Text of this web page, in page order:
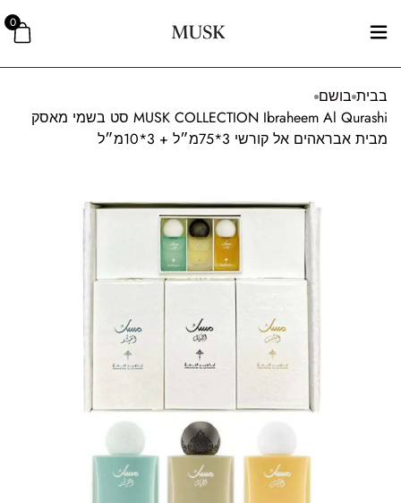
0
בבית בושם
MUSK COLLECTION Ibraheem Al Qurashi סט בשמי מאסק
מבית אבראהים אל קורשי 3*75מ״ל + 3*10מ״ל